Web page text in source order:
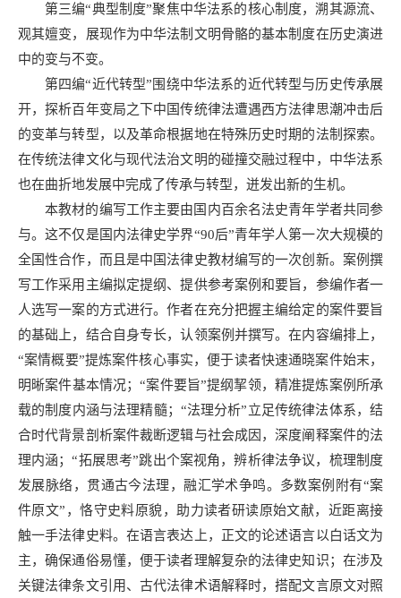
第三编“典型制度”聚焦中华法系的核心制度，溯其源流、
观其嬗变，展现作为中华法制文明骨骼的基本制度在历史演进
中的变与不变。
第四编“近代转型”围绕中华法系的近代转型与历史传承展
开，探析百年变局之下中国传统律法遭遇西方法律思潮冲击后
的变革与转型，以及革命根据地在特殊历史时期的法制探索。
在传统法律文化与现代法治文明的碰撞交融过程中，中华法系
也在曲折地发展中完成了传承与转型，迸发出新的生机。
本教材的编写工作主要由国内百余名法史青年学者共同参
与。这不仅是国内法律史学界“90后”青年学人第一次大规模的
全国性合作，而且是中国法律史教材编写的一次创新。案例撰
写工作采用主编拟定提纲、提供参考案例和要旨，参编作者一
人选写一案的方式进行。作者在充分把握主编给定的案件要旨
的基础上，结合自身专长，认领案例并撰写。在内容编排上，
“案情概要”提炼案件核心事实，便于读者快速通晓案件始末，
明晰案件基本情况；“案件要旨”提纲挈领，精准提炼案例所承
载的制度内涵与法理精髓；“法理分析”立足传统律法体系，结
合时代背景剖析案件裁断逻辑与社会成因，深度阐释案件的法
理内涵；“拓展思考”跳出个案视角，辨析律法争议，梳理制度
发展脉络，贯通古今法理，融汇学术争鸣。多数案例附有“案
件原文”，恪守史料原貌，助力读者研读原始文献，近距离接
触一手法律史料。在语言表达上，正文的论述语言以白话文为
主，确保通俗易懂，便于读者理解复杂的法律史知识；在涉及
关键法律条文引用、古代法律术语解释时，搭配文言原文对照